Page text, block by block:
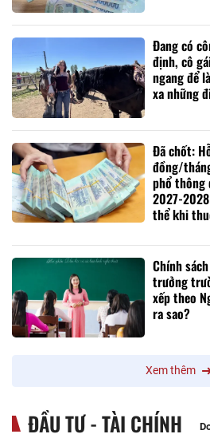
Đang có
định, cô
ngang để
xa những
Đã chốt:
đồng/
phổ thông
2027-
thể khi
Chính
trưởng
xếp theo
ra sao?
Xem thêm
ĐẦU TƯ - TÀI CHÍNH